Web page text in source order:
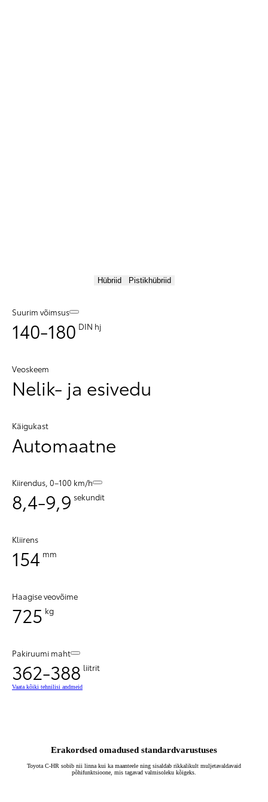
Hübriid Pistikhübriid
Suurim võimsus
140-180 DIN hj
Veoskeem
Nelik- ja esivedu
Käigukast
Automaatne
Kiirendus, 0–100 km/h
8,4-9,9 sekundit
Kliirens
154 mm
Haagise veovõime
725 kg
Pakiruumi maht
362-388 liitrit
Vaata kõiki tehnilisi andmeid
Erakordsed omadused standardvarustuses
Toyota C-HR sobib nii linna kui ka maanteele ning sisaldab rikkalikult muljetavaldavaid
põhifunktsioone, mis tagavad valmisoleku kõigeks.